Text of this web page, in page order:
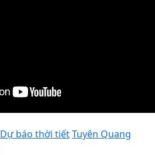
Dự báo thời tiếtTuyên Quang